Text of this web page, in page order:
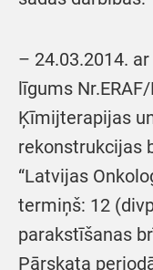
– 24.03.2014. ar
līgums
Ķīmijterapijas
rekonstrukcijas
“Latvijas
termiņš: 12
parakstīšanas
Pārskata